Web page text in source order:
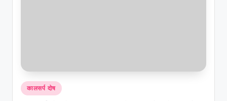
कालसर्प दोष